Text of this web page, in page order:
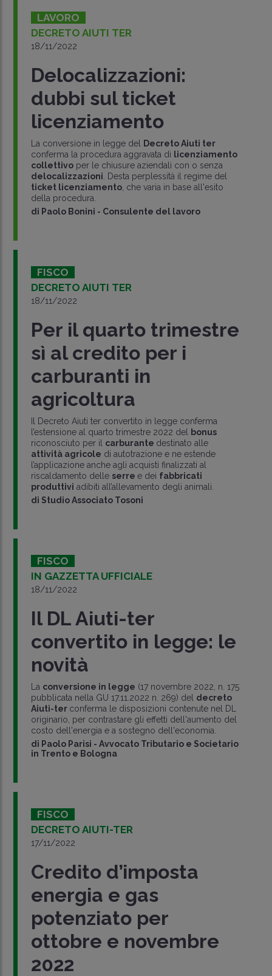
LAVORO
DECRETO AIUTI TER
18/11/2022
Delocalizzazioni:
dubbi sul ticket
licenziamento
La conversione in legge del
Decreto Aiuti ter
conferma la procedura aggravata di licenziamento
collettivoper le chiusure aziendali con o senza
delocalizzazioni . Desta perplessità il regime del
ticket licenziamento, che varia in base all'esito
della procedura.
di Paolo Bonini - Consulente del lavoro
FISCO
DECRETO AIUTI TER
18/11/2022
Per il quarto trimestre
sì al credito per i
carburanti in
agricoltura
Il Decreto Aiuti ter convertito in legge conferma
l’estensione al quarto trimestre 2022 del
bonus
riconosciuto per il carburante destinato alle
attività agricole di autotrazione e ne estende
l’applicazione anche agli acquisti finalizzati al
riscaldamento delle serre e dei fabbricati
produttivi adibiti all’allevamento degli animali.
di Studio Associato Tosoni
FISCO
IN GAZZETTA UFFICIALE
18/11/2022
Il DL Aiuti-ter
convertito in legge: le
novità
La conversione in legge (17 novembre 2022, n. 175
pubblicata nella GU 17.11.2022 n. 269) del decreto
Aiuti-ter conferma le disposizioni contenute nel DL
originario, per contrastare gli effetti dell'aumento del
costo dell'energia e a sostegno dell'economia.
di Paolo Parisi - Avvocato Tributario e Societario
in Trento e Bologna
FISCO
DECRETO AIUTI-TER
17/11/2022
Credito d’imposta
energia e gas
potenziato per
ottobre e novembre
2022